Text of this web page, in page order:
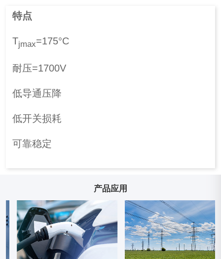
特点
Tjmax=175°C
耐压=1700V
低导通压降
低开关损耗
可靠稳定
产品应用